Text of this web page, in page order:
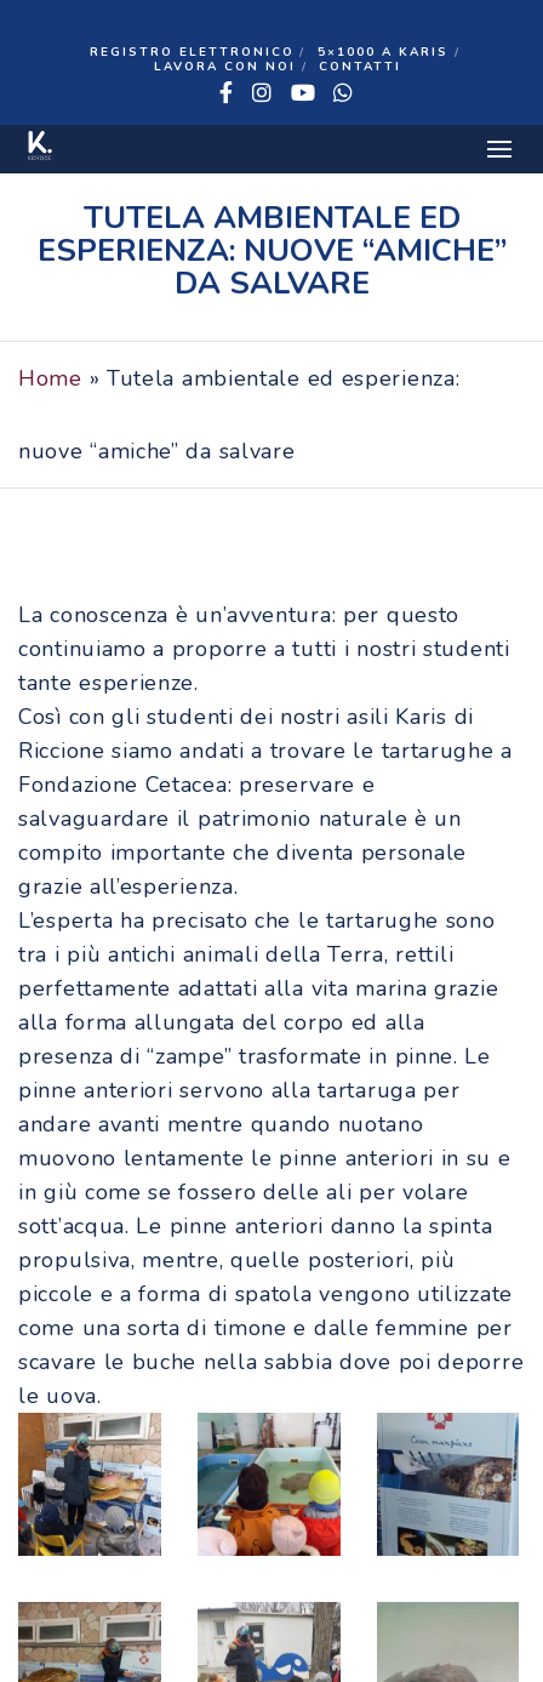
REGISTRO ELETTRONICO
5×1000 A KARIS
LAVORA CON NOI
CONTATTI
Facebook
Instagram
YouTube
WhatsApp
TUTELA AMBIENTALE ED
ESPERIENZA: NUOVE “AMICHE”
DA SALVARE
Home » Tutela ambientale ed esperienza:
nuove “amiche” da salvare
La conoscenza è un’avventura: per questo
continuiamo a proporre a tutti i nostri studenti
tante esperienze.
Così con gli studenti dei nostri asili Karis di
Riccione siamo andati a trovare le tartarughe a
Fondazione Cetacea: preservare e
salvaguardare il patrimonio naturale è un
compito importante che diventa personale
grazie all’esperienza.
L’esperta ha precisato che le tartarughe sono
tra i più antichi animali della Terra, rettili
perfettamente adattati alla vita marina grazie
alla forma allungata del corpo ed alla
presenza di “zampe” trasformate in pinne. Le
pinne anteriori servono alla tartaruga per
andare avanti mentre quando nuotano
muovono lentamente le pinne anteriori in su e
in giù come se fossero delle ali per volare
sott’acqua. Le pinne anteriori danno la spinta
propulsiva, mentre, quelle posteriori, più
piccole e a forma di spatola vengono utilizzate
come una sorta di timone e dalle femmine per
scavare le buche nella sabbia dove poi deporre
le uova.